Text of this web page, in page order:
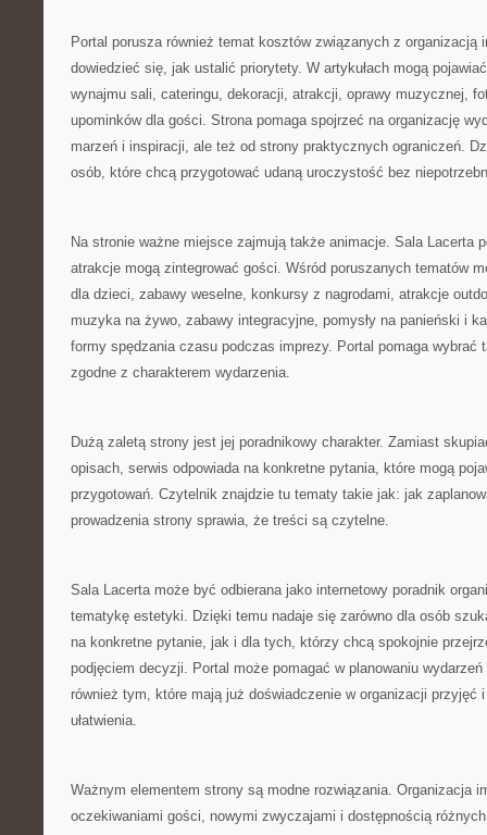
Portal porusza również temat kosztów związanych z organizacją
dowiedzieć się, jak ustalić priorytety. W artykułach mogą
wynajmu sali, cateringu, dekoracji, atrakcji, oprawy muzycznej,
upominków dla gości. Strona pomaga spojrzeć na organizację
marzeń i inspiracji, ale też od strony praktycznych ograniczeń.
osób, które chcą przygotować udaną uroczystość bez
Na stronie ważne miejsce zajmują także animacje. Sala Lacerta
atrakcje mogą zintegrować gości. Wśród poruszanych tematów
dla dzieci, zabawy weselne, konkursy z nagrodami, atrakcje
muzyka na żywo, zabawy integracyjne, pomysły na panieński i
formy spędzania czasu podczas imprezy. Portal pomaga wybrać
zgodne z charakterem wydarzenia.
Dużą zaletą strony jest jej poradnikowy charakter. Zamiast
opisach, serwis odpowiada na konkretne pytania, które mogą
przygotowań. Czytelnik znajdzie tu tematy takie jak: jak
prowadzenia strony sprawia, że treści są czytelne.
Sala Lacerta może być odbierana jako internetowy poradnik
tematykę estetyki. Dzięki temu nadaje się zarówno dla osób
na konkretne pytanie, jak i dla tych, którzy chcą spokojnie
podjęciem decyzji. Portal może pomagać w planowaniu
również tym, które mają już doświadczenie w organizacji przyjęć
ułatwienia.
Ważnym elementem strony są modne rozwiązania. Organizacja
oczekiwaniami gości, nowymi zwyczajami i dostępnością